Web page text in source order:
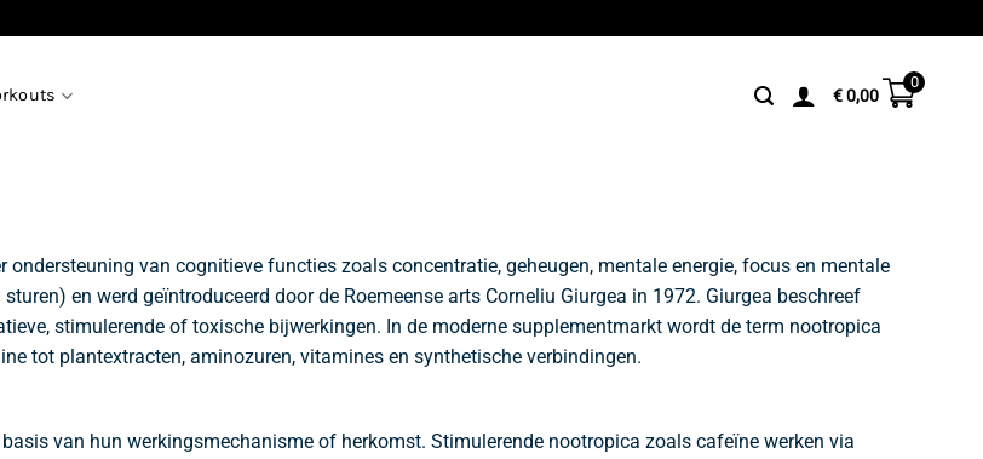
€0,00
0
van cognitieve functies zoals concentratie, geheugen, mentale energie, focus en mentale
en werd geïntroduceerd door de Roemeense arts Corneliu Giurgea in 1972. Giurgea beschreef
stimulerende of toxische bijwerkingen. In de moderne supplementmarkt wordt de term nootropica
tot plantextracten, aminozuren, vitamines en synthetische verbindingen.
van hun werkingsmechanisme of herkomst. Stimulerende nootropica zoals cafeïne werken via